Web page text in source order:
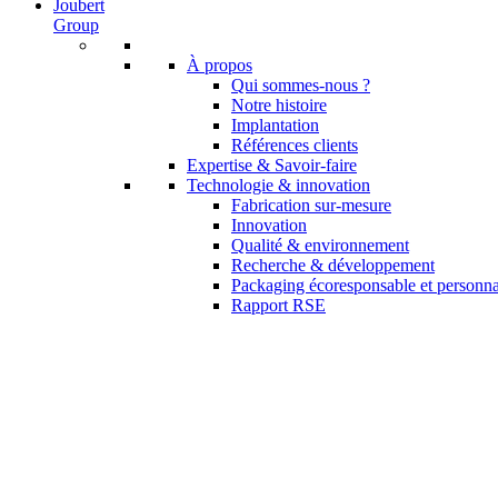
Joubert
Group
À propos
Qui sommes-nous ?
Notre histoire
Implantation
Références clients
Expertise & Savoir-faire
Technologie & innovation
Fabrication sur-mesure
Innovation
Qualité & environnement
Recherche & développement
Packaging écoresponsable et
Rapport RSE